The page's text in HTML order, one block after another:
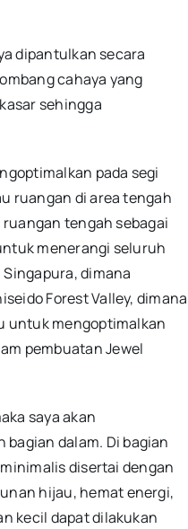
dipantulkan secara
cahaya yang
sehingga
pada segi
ruangan di area tengah
tengah sebagai
menerangi seluruh
Singapura, dimana
Forest Valley, dimana
untuk mengoptimalkan
pembuatan Jewel
saya akan
dalam. Di bagian
disertai dengan
hijau, hemat energi,
kecil dapat dilakukan